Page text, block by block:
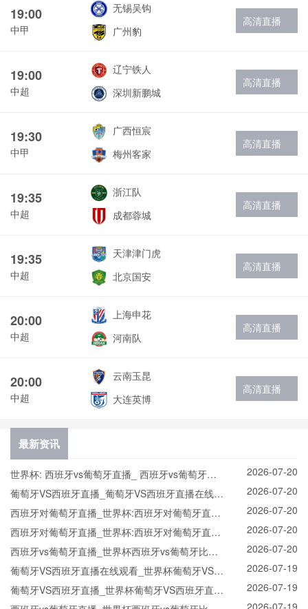
19:00
中甲
无锡吴钩
广州豹
高清直播
19:00
中超
辽宁铁人
深圳新鹏城
高清直播
19:30
中甲
广西恒宸
梅州客家
高清直播
19:35
中超
浙江队
成都蓉城
高清直播
19:35
中超
天津津门虎
北京国安
高清直播
20:00
中超
上海申花
河南队
高清直播
20:00
中超
云南玉昆
大连英博
高清直播
最新资讯
世界杯: 西班牙vs葡萄牙直播_ 西班牙vs葡萄牙在
线直播_ 西班牙vs葡萄牙CCTV5直播入口-24直播
网
2026-07-20
葡萄牙VS西班牙直播_葡萄牙VS西班牙直播在线观
看_葡萄牙VS西班牙实时全场直播入口
2026-07-20
西班牙对葡萄牙直播_世界杯:西班牙对葡萄牙直播
免费观看直播_世界杯西班牙对葡萄牙直播在线观
看高清无插件
2026-07-20
西班牙对葡萄牙直播_世界杯:西班牙对葡萄牙直播
免费观看直播_世界杯西班牙对葡萄牙直播在线观
看高清无插件
2026-07-20
西班牙vs葡萄牙直播_世界杯西班牙vs葡萄牙比赛
直播高清入口_西班牙vs葡萄牙预测分析直播
2026-07-20
葡萄牙VS西班牙直播在线观看_世界杯葡萄牙VS西
班牙直播_葡萄牙VS西班牙比赛观看直达入口
2026-07-19
葡萄牙VS西班牙直播_世界杯葡萄牙VS西班牙直播
2026-07-19
2026-07-19